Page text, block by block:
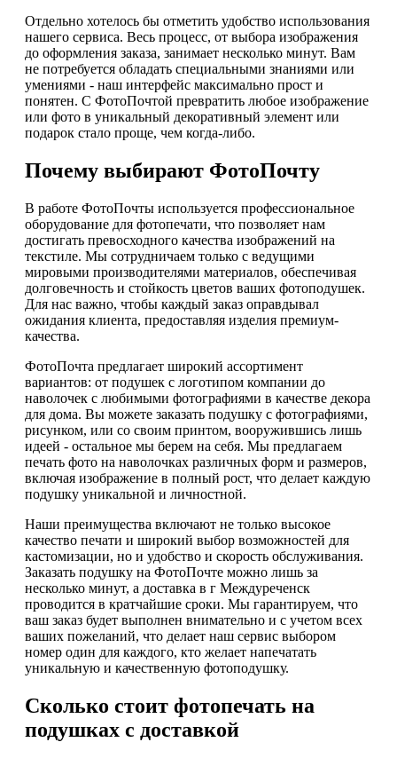
Отдельно хотелось бы отметить удобство использования
нашего сервиса. Весь процесс, от выбора изображения
до оформления заказа, занимает несколько минут. Вам
не потребуется обладать специальными знаниями или
умениями - наш интерфейс максимально прост и
понятен. С ФотоПочтой превратить любое изображение
или фото в уникальный декоративный элемент или
подарок стало проще, чем когда-либо.
Почему выбирают ФотоПочту
В работе ФотоПочты используется профессиональное
оборудование для фотопечати, что позволяет нам
достигать превосходного качества изображений на
текстиле. Мы сотрудничаем только с ведущими
мировыми производителями материалов, обеспечивая
долговечность и стойкость цветов ваших фотоподушек.
Для нас важно, чтобы каждый заказ оправдывал
ожидания клиента, предоставляя изделия премиум-
качества.
ФотоПочта предлагает широкий ассортимент
вариантов: от подушек с логотипом компании до
наволочек с любимыми фотографиями в качестве декора
для дома. Вы можете заказать подушку с фотографиями,
рисунком, или со своим принтом, вооружившись лишь
идеей - остальное мы берем на себя. Мы предлагаем
печать фото на наволочках различных форм и размеров,
включая изображение в полный рост, что делает каждую
подушку уникальной и личностной.
Наши преимущества включают не только высокое
качество печати и широкий выбор возможностей для
кастомизации, но и удобство и скорость обслуживания.
Заказать подушку на ФотоПочте можно лишь за
несколько минут, а доставка в г Междуреченск
проводится в кратчайшие сроки. Мы гарантируем, что
ваш заказ будет выполнен внимательно и с учетом всех
ваших пожеланий, что делает наш сервис выбором
номер один для каждого, кто желает напечатать
уникальную и качественную фотоподушку.
Сколько стоит фотопечать на
подушках с доставкой